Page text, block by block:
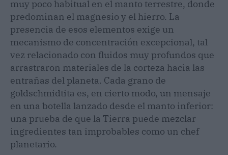
muy poco habitual en el manto terrestre, donde
predominan el magnesio y el hierro. La
presencia de esos elementos exige un
mecanismo de concentración excepcional, tal
vez relacionado con fluidos muy profundos que
arrastraron materiales de la corteza hacia las
entrañas del planeta. Cada grano de
goldschmidtita es, en cierto modo, un mensaje
en una botella lanzado desde el manto inferior:
una prueba de que la Tierra puede mezclar
ingredientes tan improbables como un chef
planetario.